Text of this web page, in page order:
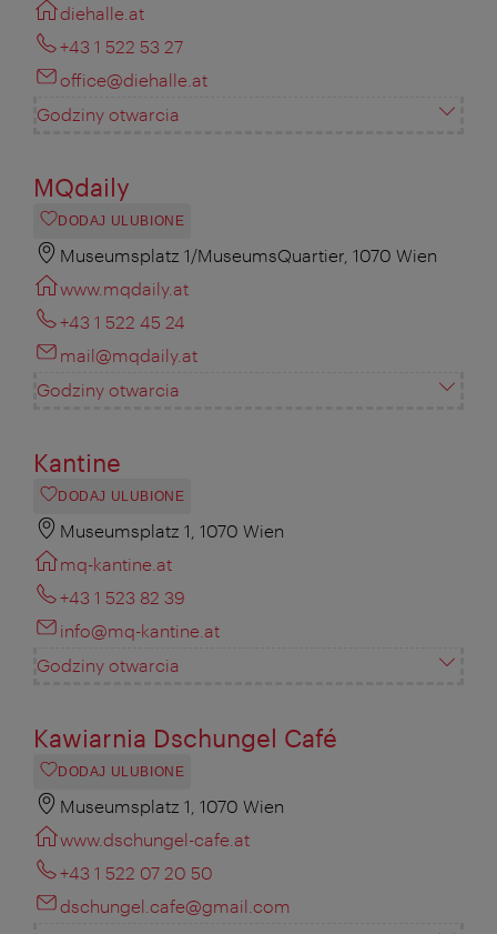
diehalle.at
+43 1 522 53 27
office@diehalle.at
Godziny otwarcia
MQdaily
DODAJ ULUBIONE
Museumsplatz 1/MuseumsQuartier, 1070 Wien
www.mqdaily.at
+43 1 522 45 24
mail@mqdaily.at
Godziny otwarcia
Kantine
DODAJ ULUBIONE
Museumsplatz 1, 1070 Wien
mq-kantine.at
+43 1 523 82 39
info@mq-kantine.at
Godziny otwarcia
Kawiarnia Dschungel Café
DODAJ ULUBIONE
Museumsplatz 1, 1070 Wien
www.dschungel-cafe.at
+43 1 522 07 20 50
dschungel.cafe@gmail.com